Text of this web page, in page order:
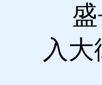
盛
入